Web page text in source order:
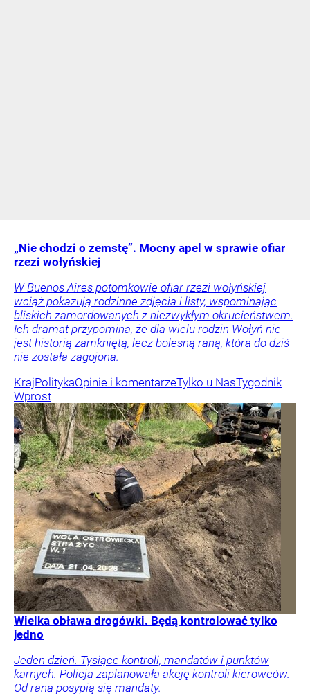
„Nie chodzi o zemstę”. Mocny apel w sprawie ofiar
rzezi wołyńskiej
W Buenos Aires potomkowie ofiar rzezi wołyńskiej
wciąż pokazują rodzinne zdjęcia i listy, wspominając
bliskich zamordowanych z niezwykłym okrucieństwem.
Ich dramat przypomina, że dla wielu rodzin Wołyń nie
jest historią zamkniętą, lecz bolesną raną, która do dziś
nie została zagojona.
KrajPolitykaOpinie i komentarzeTylko u NasTygodnik
Wprost
Wielka obława drogówki. Będą kontrolować tylko
jedno
Jeden dzień. Tysiące kontroli, mandatów i punktów
karnych. Policja zaplanowała akcję kontroli kierowców.
Od rana posypią się mandaty.